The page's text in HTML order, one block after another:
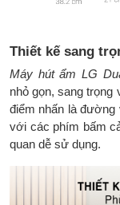
Thiết kế sang
Máy hút ẩm LG
nhỏ gọn, sang trọng
điểm nhấn là đường
với các phím bấm
quan dễ sử dụng.
Thương hiệu:
Bảo hành: